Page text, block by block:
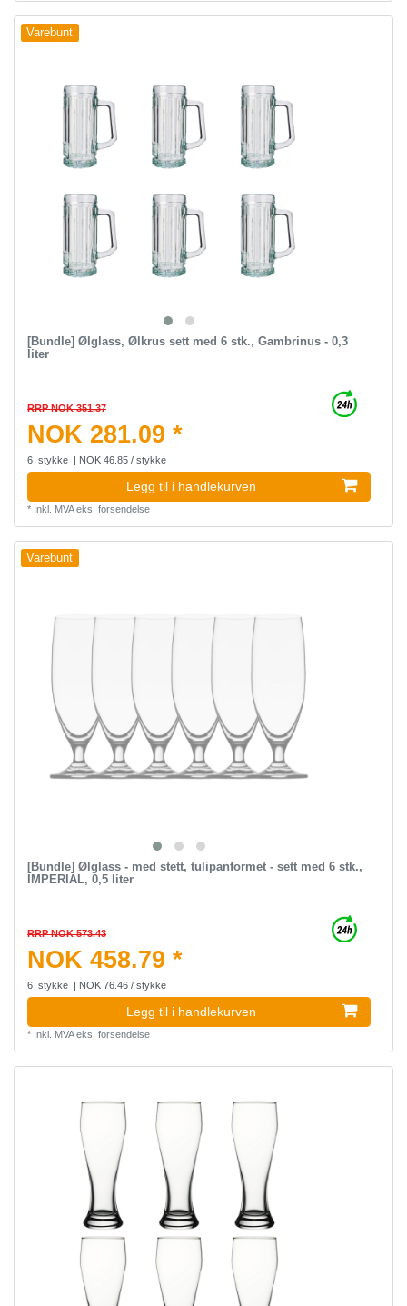
Varebunt
[Bundle] Ølglass, Ølkrus sett med 6 stk., Gambrinus - 0,3
liter
RRP NOK 351.37
NOK 281.09 *
6 stykke | NOK 46.85 / stykke
Legg til i handlekurven
* Inkl. MVAeks. forsendelse
Varebunt
[Bundle] Ølglass - med stett, tulipanformet - sett med 6 stk.,
IMPERIAL, 0,5 liter
RRP NOK 573.43
NOK 458.79 *
6 stykke | NOK 76.46 / stykke
Legg til i handlekurven
* Inkl. MVAeks. forsendelse